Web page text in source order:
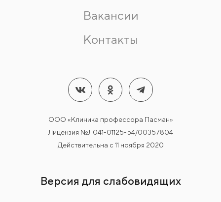
Вакансии
Контакты
ООО «Клиника профессора Пасман»
Лицензия №Л041-01125-54/00357804
Действительна с 11 ноября 2020
Версия для слабовидящих